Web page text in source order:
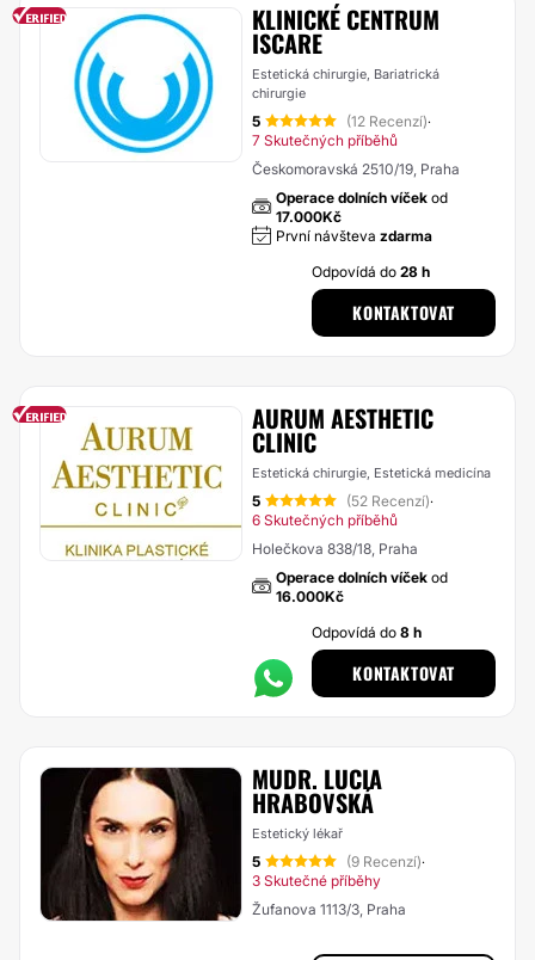
KLINICKÉ CENTRUM
ISCARE
Estetická chirurgie, Bariatrická
chirurgie
5 (12 Recenzí)·
7 Skutečných příběhů
Českomoravská 2510/19, Praha
Operace dolních víček od
17.000Kč
První návšteva zdarma
Odpovídá do28 h
KONTAKTOVAT
AURUM AESTHETIC
CLINIC
Estetická chirurgie, Estetická medicína
5 (52 Recenzí)·
6 Skutečných příběhů
Holečkova 838/18, Praha
Operace dolních víček od
16.000Kč
Odpovídá do8 h
KONTAKTOVAT
MUDR. LUCIA
HRABOVSKÁ
Estetický lékař
5 (9 Recenzí)·
3 Skutečné příběhy
Žufanova 1113/3, Praha